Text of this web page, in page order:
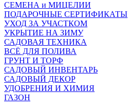
СЕМЕНА и МИЦЕЛИИ
ПОДАРОЧНЫЕ СЕРТИФИКАТЫ
УХОД ЗА УЧАСТКОМ
УКРЫТИЕ НА ЗИМУ
САДОВАЯ ТЕХНИКА
ВСЁ ДЛЯ ПОЛИВА
ГРУНТ И ТОРФ
САДОВЫЙ ИНВЕНТАРЬ
САДОВЫЙ ДЕКОР
УДОБРЕНИЯ И ХИМИЯ
ГАЗОН